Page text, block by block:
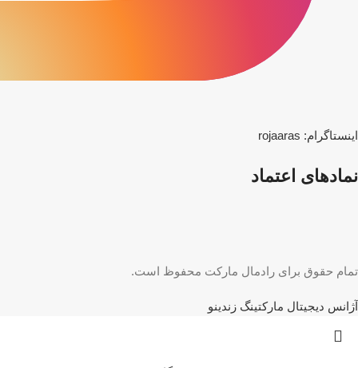
اینستاگرام: rojaaras
نمادهای‌ اعتماد
تمام حقوق برای رادمال مارکت محفوظ است.
آژانس دیجیتال مارکتینگ زندینو